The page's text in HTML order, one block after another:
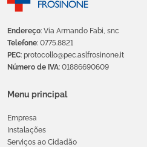
Endereço: Via Armando Fabi, snc
Telefone: 0775.8821
PEC: protocollo@pec.aslfrosinone.it
Número de IVA: 01886690609
Menu principal
Empresa
Instalações
Serviços ao Cidadão